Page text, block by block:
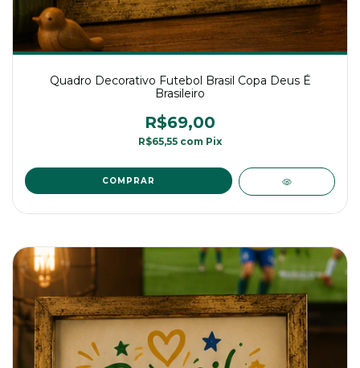
Quadro Decorativo Futebol Brasil Copa Deus É
Brasileiro
R$69,00
R$65,55 com Pix